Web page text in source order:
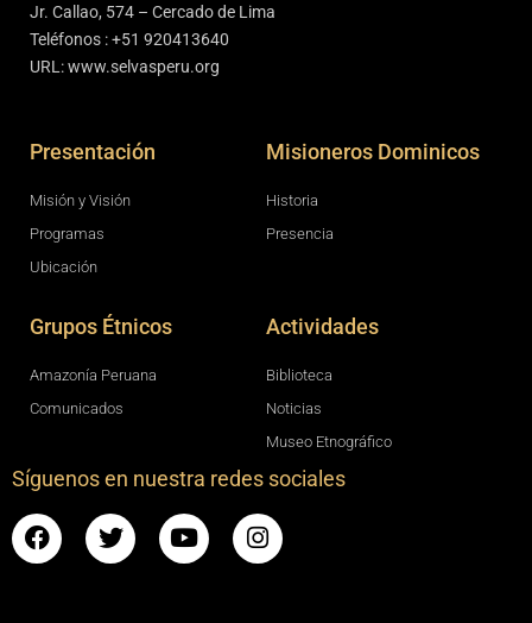
Jr. Callao, 574 – Cercado de Lima
Teléfonos : +51 920413640
URL: www.selvasperu.org
Presentación
Misión y Visión
Programas
Ubicación
Misioneros Dominicos
Historia
Presencia
Grupos Étnicos
Amazonía Peruana
Comunicados
Actividades
Biblioteca
Noticias
Museo Etnográfico
Síguenos en nuestra redes sociales